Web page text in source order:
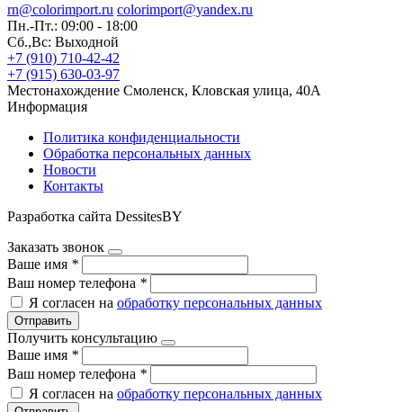
rn@colorimport.ru colorimport@yandex.ru
Пн.-Пт.: 09:00 - 18:00
Сб.,Вс: Выходной
+7 (910) 710-42-42
+7 (915) 630-03-97
Местонахождение Смоленск, Кловская улица, 40А
Информация
Политика конфиденциальности
Обработка персональных данных
Новости
Контакты
Разработка сайта DessitesBY
Заказать звонок
Ваше имя *
Ваш номер телефона *
Я согласен на обработку персональных данных
Отправить
Получить консультацию
Ваше имя *
Ваш номер телефона *
Я согласен на обработку персональных данных